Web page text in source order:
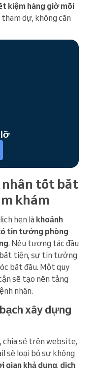
kiệm hàng giờ mỗi
dự, không cần
lỡ
nhân tốt bắt
khám
hẹn là khoảnh
tin tưởng phòng
. Nếu tương tác đầu
bất tiện, sự tin tưởng
bắt đầu. Một quy
sẽ tạo nền tảng
nhân.
xây dựng
chia sẻ trên website,
sẽ loại bỏ sự không
gian khả dụng, dịch